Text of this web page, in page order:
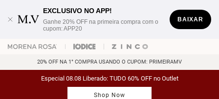
EXCLUSIVO NO APP!
Ganhe 20% OFF na primeira compra com o
cupom: APP20
BAIXAR
20% OFF NA 1° COMPRA USANDO O CUPOM: PRIMEIRAMV
Especial 08.08 Liberado: TUDO 60% OFF no Outlet
Shop Now